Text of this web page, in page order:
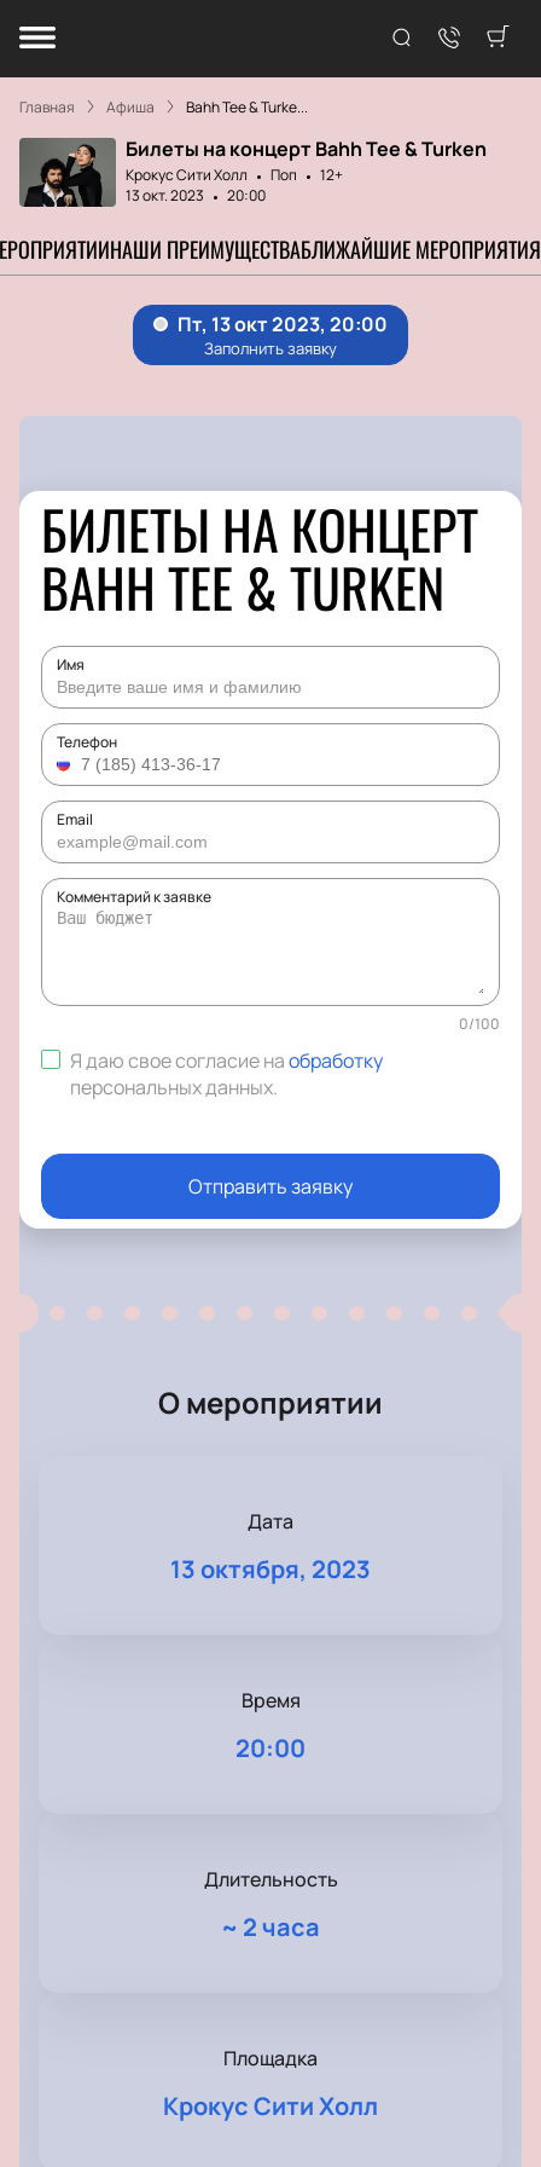
Главная Афиша Bahh Tee & Turke...
Билеты на концерт Bahh Tee & Turken
Крокус Сити Холл Поп
12+
13 окт. 2023
20:00
НАШИ ПРЕИМУЩЕСТВАБЛИЖАЙШИЕ МЕРОПРИЯТИЯ
БИЛЕТЫ НА КОНЦЕРТ
BAHH TEE & TURKEN
Имя
Телефон
Email
Комментарий к заявке
0/100
Я даю свое согласие наобработку
персональных данных.
Отправить заявку
О мероприятии
Дата
13 октября, 2023
Время
20:00
Длительность
~ 2 часа
Площадка
Крокус Сити Холл